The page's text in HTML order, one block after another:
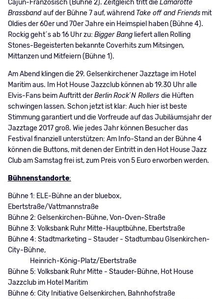
Cajun-Französisch (Bühne 2). Zeitgleich tritt dieLamarotte
Brassbandauf der Bühne 7 auf, während Take off and Friendsmit
Oldies der 60er und 70er Jahre ein Heimspiel haben (Bühne 4).
Rockig geht´s ab 16 Uhr zu: Bigger Bangliefert allen Rolling
Stones-Begeisterten bekannte Coverhits zum Mitsingen,
Mittanzen und Mitfeiern (Bühne 1).
Am Abend klingen die 29. Gelsenkirchener Jazztage im Hotel
Maritim aus. Im Hot House Jazzclub können ab 19.30 Uhr alle
Elvis-Fans beim Auftritt derBerlinRock´N Rollers die Hüften
schwingen lassen. Schon jetzt ist klar: Auch hier ist beste
Stimmung garantiert und die Vorfreude auf das Jubiläumsjahr der
Jazztage 2017 groß. Wie jedes Jahr können Besucher das
Festival finanziell unterstützen: Am Info-Stand an der Bühne 4
können die Buttons, mit denen der Eintritt in den Hot House Jazz
Club am Samstag frei ist, zum Preis von 5 Euro erworben werden.
Bühnenstandorte:
Bühne 1: ELE-Bühne an der bluebox,
Ebertstraße/Vattmannstraße
Bühne 2: Gelsenkirchen-Bühne, Von-Oven-Straße
Bühne 3: Volksbank Ruhr Mitte-Hauptbühne, Ebertstraße
Bühne 4: Stadtmarketing – Stauder - Stadtumbau Glsenkirchen-
City-Bühne,
Heinrich-König-Platz/Ebertstraße
Bühne 5: Volksbank Ruhr Mitte - Stauder-Bühne, Hot House
Jazzclub im Hotel Maritim
Bühne 6: City Initiative Gelsenkirchen, Bahnhofstraße